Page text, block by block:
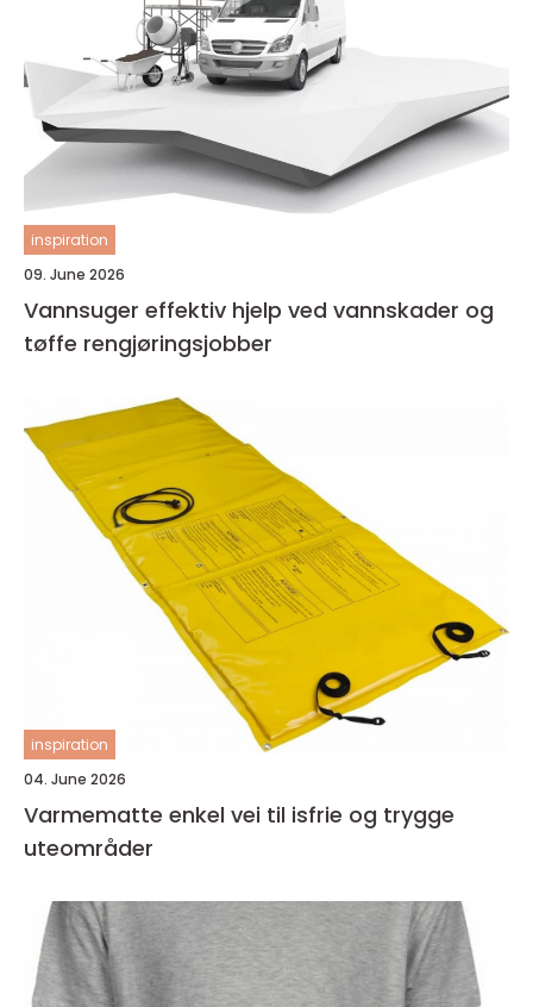
inspiration
09. June 2026
Vannsuger effektiv hjelp ved vannskader og
tøffe rengjøringsjobber
inspiration
04. June 2026
Varmematte enkel vei til isfrie og trygge
uteområder